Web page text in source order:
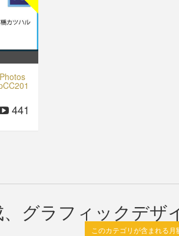
441
グラフィックデザ
このカテゴリが含まれる月